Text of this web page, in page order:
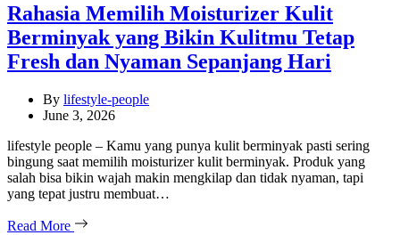
Rahasia Memilih Moisturizer Kulit
Berminyak yang Bikin Kulitmu Tetap
Fresh dan Nyaman Sepanjang Hari
By lifestyle-people
June 3, 2026
lifestyle people – Kamu yang punya kulit berminyak pasti sering
bingung saat memilih moisturizer kulit berminyak. Produk yang
salah bisa bikin wajah makin mengkilap dan tidak nyaman, tapi
yang tepat justru membuat…
Read More